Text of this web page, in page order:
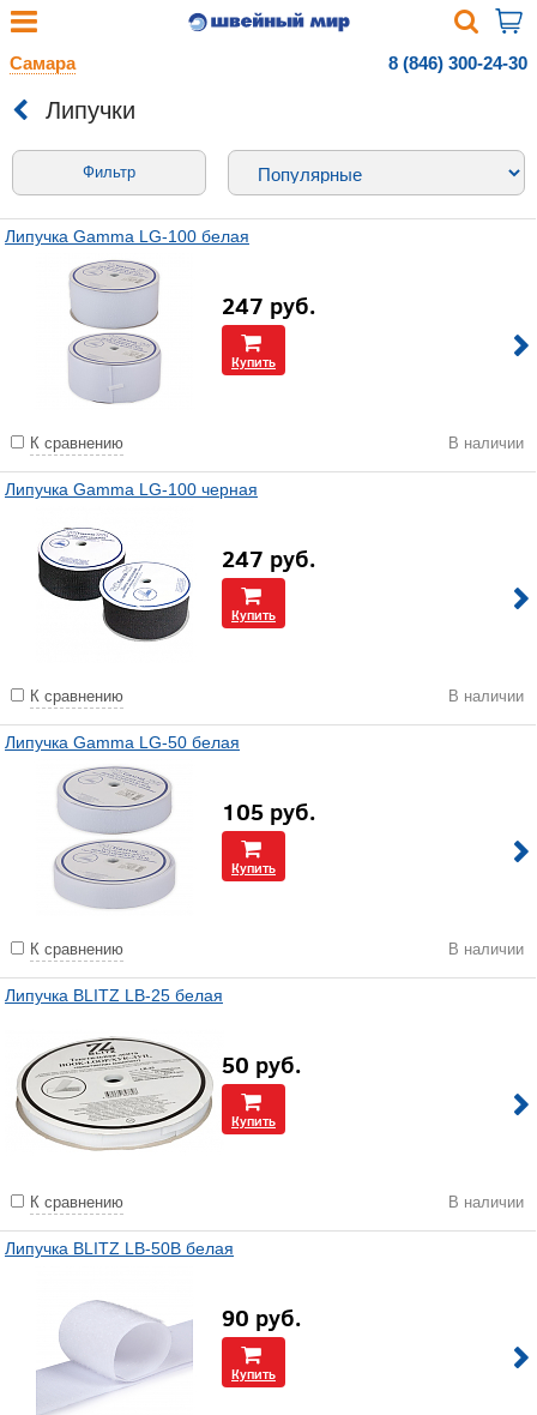
Самара 8 (846) 300-24-30
Липучки
Фильтр
Липучка Gamma LG-100 белая
247 руб.
Купить
К сравнению В наличии
Липучка Gamma LG-100 черная
247 руб.
Купить
К сравнению В наличии
Липучка Gamma LG-50 белая
105 руб.
Купить
К сравнению В наличии
Липучка BLITZ LB-25 белая
50 руб.
Купить
К сравнению В наличии
Липучка BLITZ LB-50B белая
90 руб.
Купить